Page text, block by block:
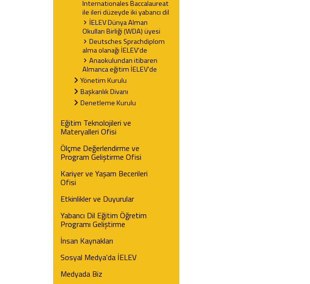
Internationales Baccalaureat
ile ileri düzeyde iki yabancı dil
İELEV Dünya Alman
Okulları Birliği (WDA) üyesi
Deutsches Sprachdiplom
alma olanağı İELEV’de
Anaokulundan itibaren
Almanca eğitim İELEV’de
Yönetim Kurulu
Başkanlık Divanı
Denetleme Kurulu
Eğitim Teknolojileri ve
Materyalleri Ofisi
Ölçme Değerlendirme ve
Program Geliştirme Ofisi
Kariyer ve Yaşam Becerileri
Ofisi
Etkinlikler ve Duyurular
Yabancı Dil Eğitim Öğretim
Programı Geliştirme
İnsan Kaynakları
Sosyal Medya'da İELEV
Medyada Biz